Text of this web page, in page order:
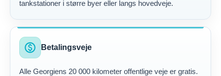
tankstationer i større byer eller langs hovedveje.
paid Betalingsveje
Alle Georgiens 20 000 kilometer offentlige veje er gratis.